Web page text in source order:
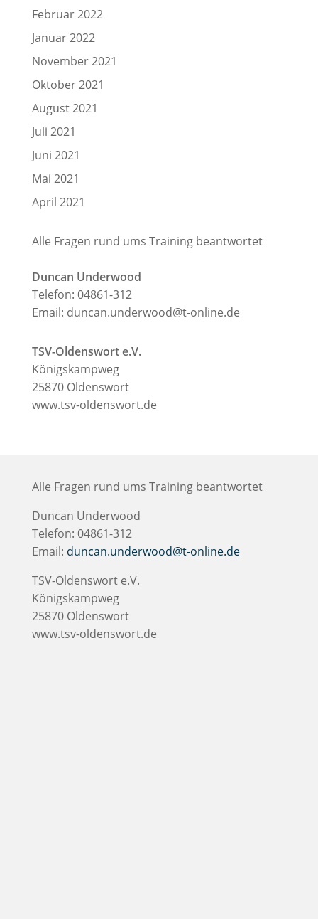
Februar 2022
Januar 2022
November 2021
Oktober 2021
August 2021
Juli 2021
Juni 2021
Mai 2021
April 2021
Alle Fragen rund ums Training beantwortet
Duncan Underwood
Telefon: 04861-312
Email: duncan.underwood@t-online.de
TSV-Oldenswort e.V.
Königskampweg
25870 Oldenswort
www.tsv-oldenswort.de
Alle Fragen rund ums Training beantwortet
Duncan Underwood
Telefon: 04861-312
Email: duncan.underwood@t-online.de
TSV-Oldenswort e.V.
Königskampweg
25870 Oldenswort
www.tsv-oldenswort.de